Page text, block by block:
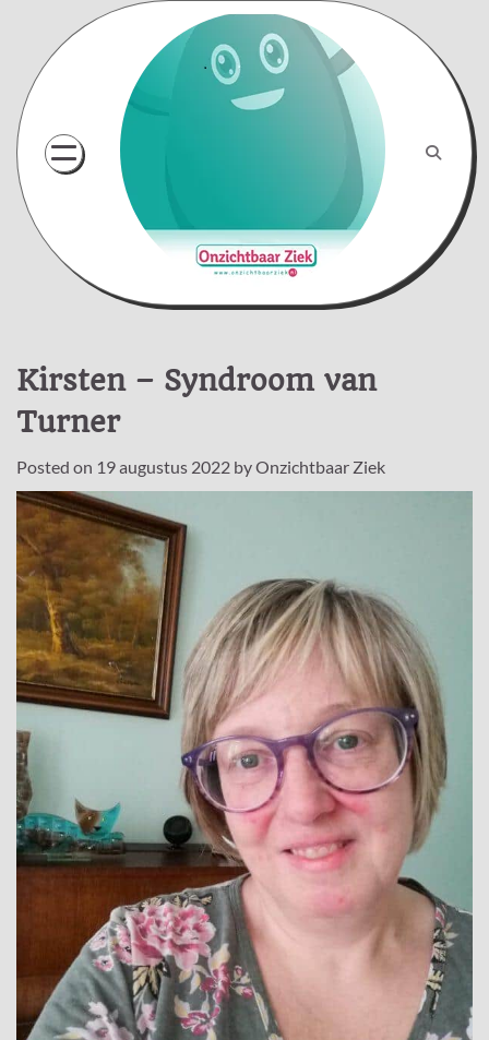
content
Kirsten – Syndroom van
Turner
Posted on 19 augustus 2022 byOnzichtbaar Ziek